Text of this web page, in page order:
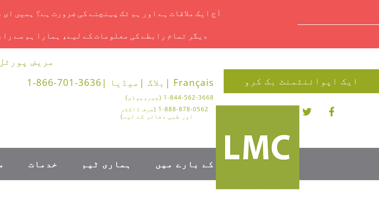
آج ایک ملاقات ہے اور ہم تک پہنچنے کی ضرورت ہے؟ ہمیں ای
دیگر تمام رابطے کی معلومات کے لیے، ہمارا ہم سے
Français | بلاگ | میڈیا | 1-866-701-3636
1-844-562-3668 (چیروپوڈی)
1-888-878-0562 (صرف ڈاکٹر
اور طبی دفاتر کے لیے)
مریض
ایک اپوائنٹمنٹ بک کرو
کے بارے میں ہماری ٹیم خدمات